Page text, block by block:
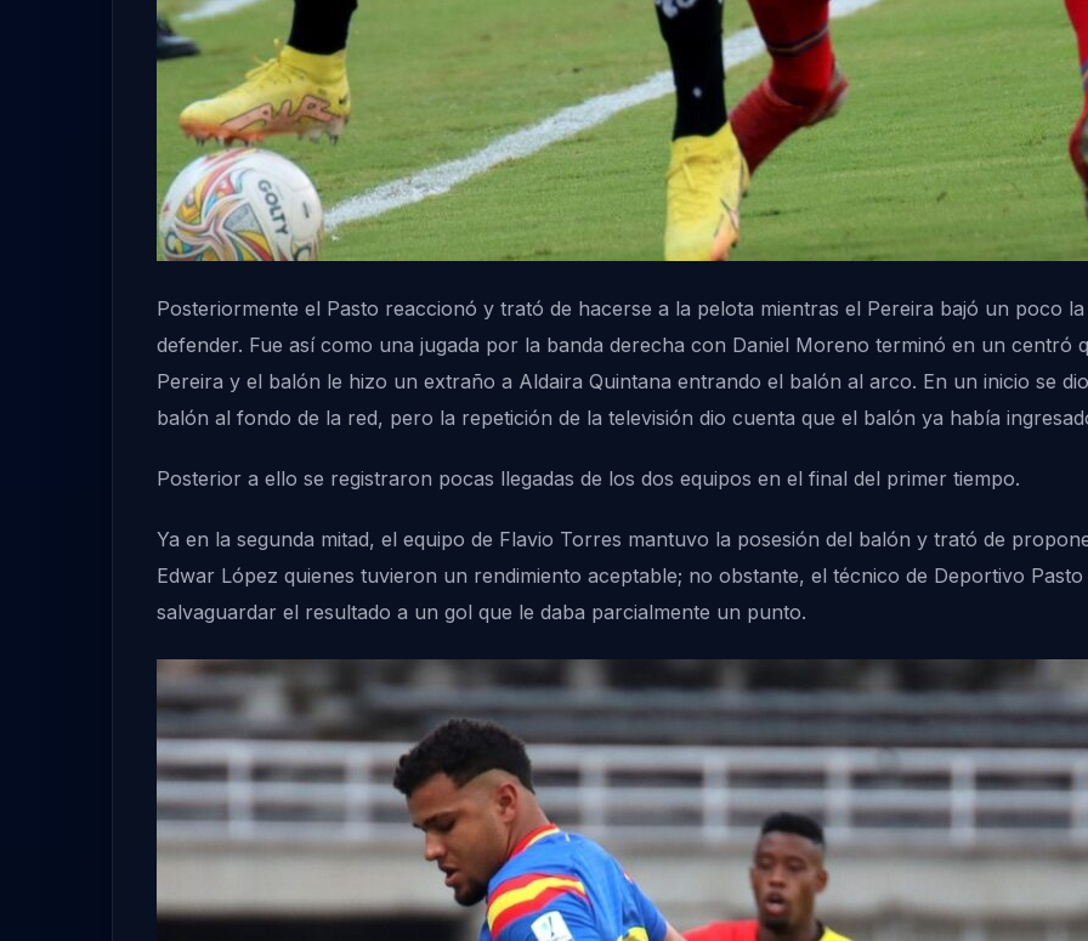
Posteriormente el Pasto reaccionó y trató de hacerse a la pelota mientras el Pereira bajó un poco
defender. Fue así como una jugada por la banda derecha con Daniel Moreno terminó en un centró
Pereira y el balón le hizo un extraño a Aldaira Quintana entrando el balón al arco. En un inicio se
balón al fondo de la red, pero la repetición de la televisión dio cuenta que el balón ya había
Posterior a ello se registraron pocas llegadas de los dos equipos en el final del primer tiempo.
Ya en la segunda mitad, el equipo de Flavio Torres mantuvo la posesión del balón y trató de
Edwar López quienes tuvieron un rendimiento aceptable; no obstante, el técnico de Deportivo
salvaguardar el resultado a un gol que le daba parcialmente un punto.